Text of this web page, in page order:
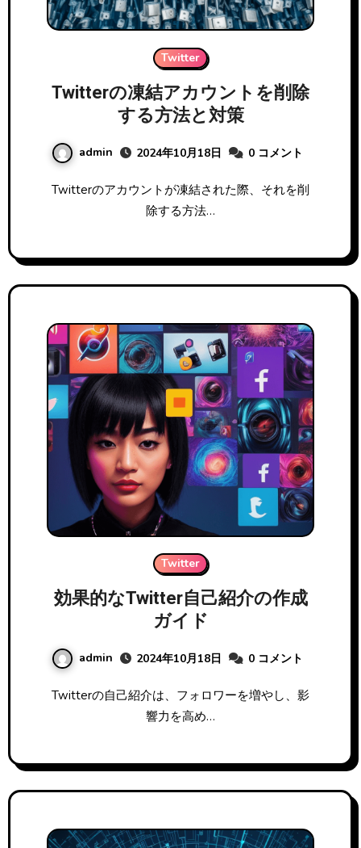
Twitter
Twitterの凍結アカウントを削除
する方法と対策
admin 2024年10月18日 0 コメント
Twitterのアカウントが凍結された際、それを削
除する方法…
Twitter
効果的なTwitter自己紹介の作成
ガイド
admin 2024年10月18日 0 コメント
Twitterの自己紹介は、フォロワーを増やし、影
響力を高め…